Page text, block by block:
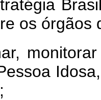
os órgãos